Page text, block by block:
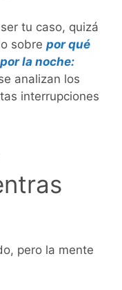
tu caso, quizá
sobre por qué
la noche:
analizan los
interrupciones
pero la mente